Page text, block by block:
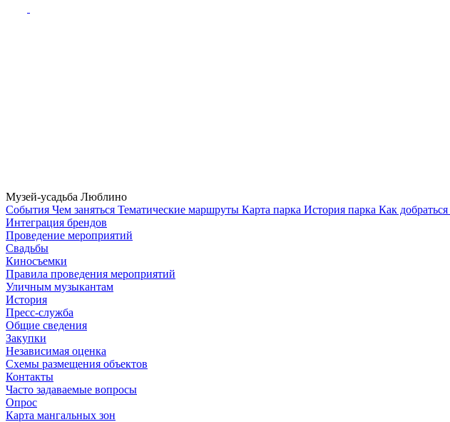
Музей-усадьба Люблино
Cобытия Чем заняться Тематические маршруты Карта парка История парка Как добраться
Интеграция брендов
Проведение мероприятий
Свадьбы
Киносъемки
Правила проведения мероприятий
Уличным музыкантам
История
Пресс-служба
Общие сведения
Закупки
Независимая оценка
Схемы размещения объектов
Контакты
Часто задаваемые вопросы
Опрос
Карта мангальных зон